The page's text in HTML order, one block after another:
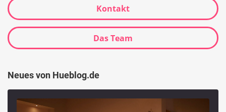
Kontakt
Das Team
Neues von Hueblog.de